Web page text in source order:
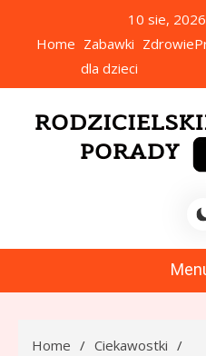
10 sie, 2026
Home Zabawki
dla dzieci
Zdrowie
Home
Ciekawostki